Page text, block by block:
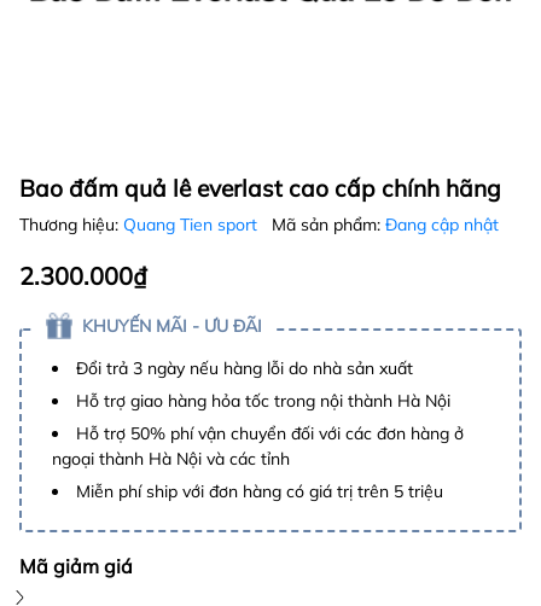
Bao đấm quả lê everlast cao cấp chính hãng
Thương hiệu: Quang Tien sport Mã sản phẩm: Đang cập nhật
2.300.000₫
KHUYẾN MÃI - ƯU ĐÃI
Đổi trả 3 ngày nếu hàng lỗi do nhà sản xuất
Hỗ trợ giao hàng hỏa tốc trong nội thành Hà Nội
Hỗ trợ 50% phí vận chuyển đối với các đơn hàng ở
ngoại thành Hà Nội và các tỉnh
Miễn phí ship với đơn hàng có giá trị trên 5 triệu
Mã giảm giá